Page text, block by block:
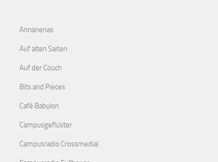
Annanenas
Auf alten Saiten
Auf der Couch
Bits and Pieces
Café Babylon
Campusgeflüster
Campusradio Crossmedial